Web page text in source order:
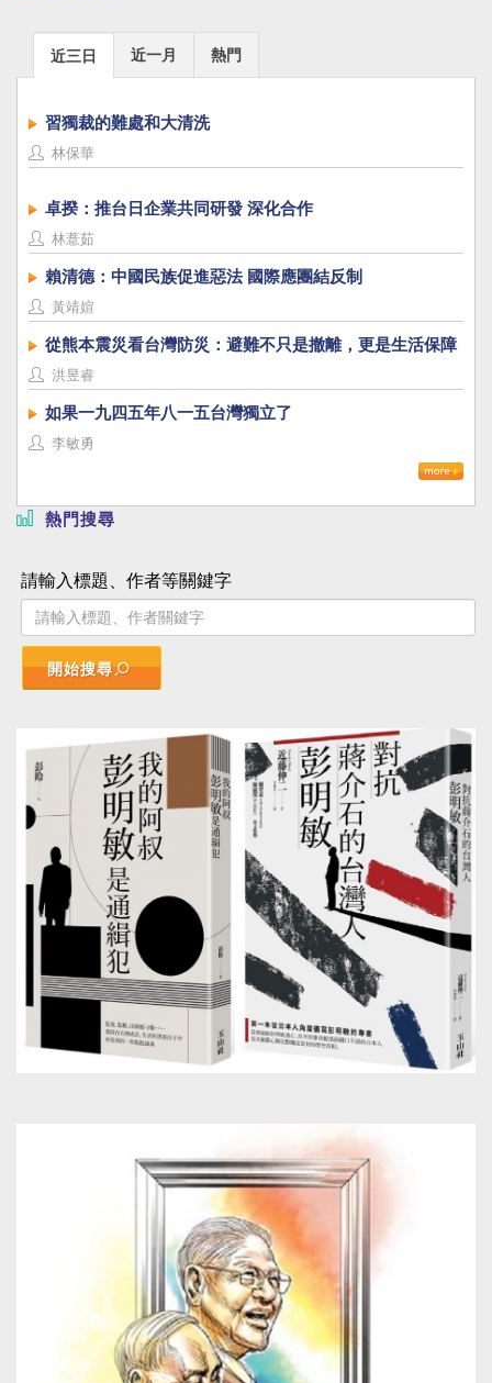
近三日 近一月 熱門
習獨裁的難處和大清洗
林保華
卓揆：推台日企業共同研發 深化合作
林薏茹
賴清德：中國民族促進惡法 國際應團結反制
黃靖媗
從熊本震災看台灣防災：避難不只是撤離，更是生活保障
洪昱睿
如果一九四五年八一五台灣獨立了
李敏勇
熱門搜尋
請輸入標題、作者等關鍵字
開始搜尋